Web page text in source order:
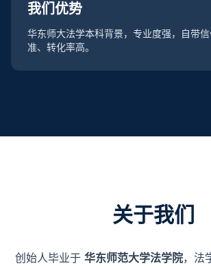
我们优势
华东师大法学本科背景，专业度强，自带
准、转化率高。
关于我们
创始人毕业于 华东师范大学法学院，法